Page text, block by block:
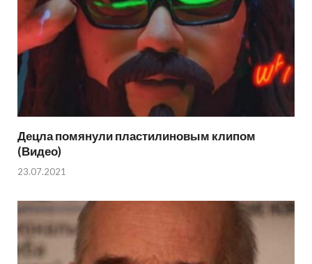
Децла помянули пластилиновым клипом
(Видео)
23.07.2021